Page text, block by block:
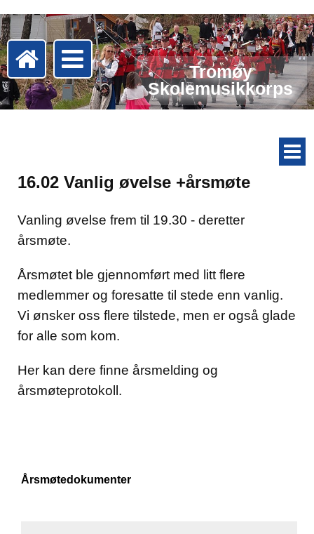
Tromøy
Skolemusikkorps
16.02 Vanlig øvelse +årsmøte
Vanling øvelse frem til 19.30 - deretter
årsmøte.
Årsmøtet ble gjennomført med litt flere
medlemmer og foresatte til stede enn vanlig.
Vi ønsker oss flere tilstede, men er også glade
for alle som kom.
Her kan dere finne årsmelding og
årsmøteprotokoll.
Årsmøtedokumenter